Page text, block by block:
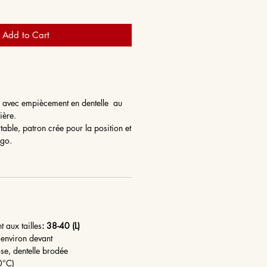
Add to Cart
empiècement en dentelle au
patron crée pour la position et
aux tailles: 38-40 (L)
devant
dentelle brodée